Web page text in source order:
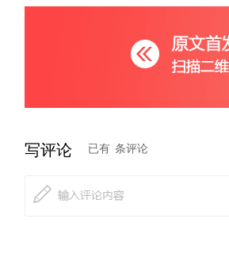
写评论 已有 条评论